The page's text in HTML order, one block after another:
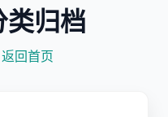
归档
返回首页